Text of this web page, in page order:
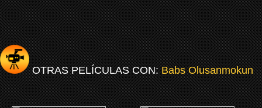
OTRAS PELÍCULAS CON:Babs Olusanmokun